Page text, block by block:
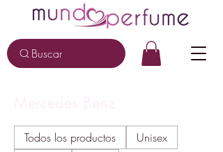
Buscar
Todos los productos
Unisex